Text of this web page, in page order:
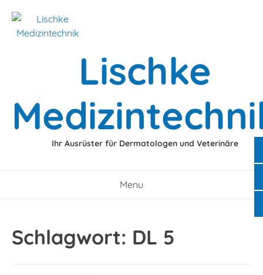
content
Lischke
Ihr Ausrüster für Dermatologen und Veterinäre
Menu
Schlagwort: DL 5